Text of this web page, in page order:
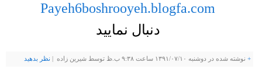
Payeh6boshrooyeh.blogfa.com
دنبال نمایید
+ نوشته شده در دوشنبه ۱۳۹۱/۰۷/۱۰ ساعت ۹:۳۸ ب.ظ توسط شيرين زاده | نظر بدهيد